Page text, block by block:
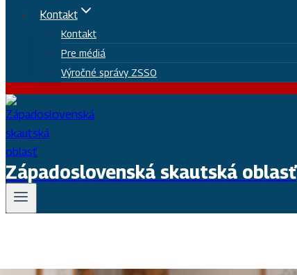
Kontakt
Kontakt
Pre médiá
Výročné správy ZSSO
Západoslovenská skautská oblasť